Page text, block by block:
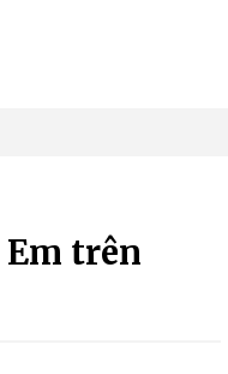
Em trên